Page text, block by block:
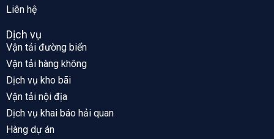
Liên hệ
Dịch vụ
Vận tải đường biển
Vận tải hàng không
Dịch vụ kho bãi
Vận tải nội địa
Dịch vụ khai báo hải quan
Hàng dự án